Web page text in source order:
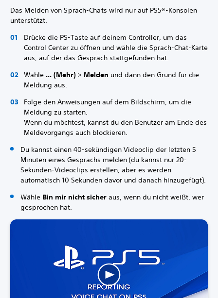
Das Melden von Sprach-Chats wird nur auf PS5®-Konsolen
unterstützt.
Drücke die PS-Taste auf deinem Controller, um das
Control Center zu öffnen und wähle die Sprach-Chat-Karte
aus, auf der das Gespräch stattgefunden hat.
Wähle ... (Mehr) > Melden und dann den Grund für die
Meldung aus.
Folge den Anweisungen auf dem Bildschirm, um die
Meldung zu starten.
Wenn du möchtest, kannst du den Benutzer am Ende des
Meldevorgangs auch blockieren.
Du kannst einen 40-sekündigen Videoclip der letzten 5
Minuten eines Gesprächs melden (du kannst nur 20-
Sekunden-Videoclips erstellen, aber es werden
automatisch 10 Sekunden davor und danach hinzugefügt).
Wähle Bin mir nicht sicher aus, wenn du nicht weißt, wer
gesprochen hat.